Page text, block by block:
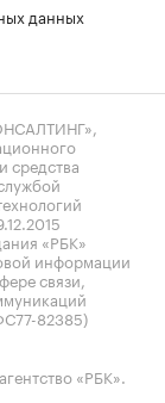
данных
средства
«РБК»
информации
связи,
82385)
«РБК».